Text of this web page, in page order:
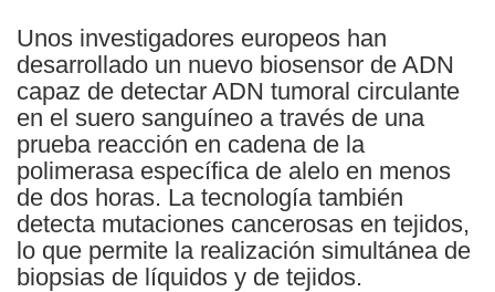
Unos investigadores europeos han
desarrollado un nuevo biosensor de ADN
capaz de detectar ADN tumoral circulante
en el suero sanguíneo a través de una
prueba reacción en cadena de la
polimerasa específica de alelo en menos
de dos horas. La tecnología también
detecta mutaciones cancerosas en tejidos,
lo que permite la realización simultánea de
biopsias de líquidos y de tejidos.